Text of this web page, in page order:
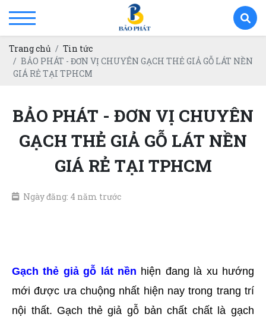
Trang chủ
Tin tức
BẢO PHÁT - ĐƠN VỊ CHUYÊN GẠCH THẺ GIẢ GỖ LÁT NỀN
GIÁ RẺ TẠI TPHCM
BẢO PHÁT - ĐƠN VỊ CHUYÊN
GẠCH THẺ GIẢ GỖ LÁT NỀN
GIÁ RẺ TẠI TPHCM
Ngày đăng: 4 năm trước
Gạch thẻ giả gỗ lát nền hiện đang là xu hướng
mới được ưa chuộng nhất hiện nay trong trang trí
nội thất. Gạch thẻ giả gỗ bản chất chất là gạch